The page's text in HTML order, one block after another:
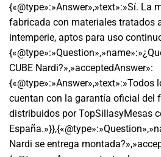
{«@type»:»Answer»,»text»:»Sí. La
fabricada con materiales tratados
intemperie, aptos para uso
CUBE Nardi?»,»acceptedAnswer»:
{«@type»:»Answer»,»text»:»Todos
cuentan con la garantía oficial del
distribuidos por TopSillasyMesas
Nardi se entrega